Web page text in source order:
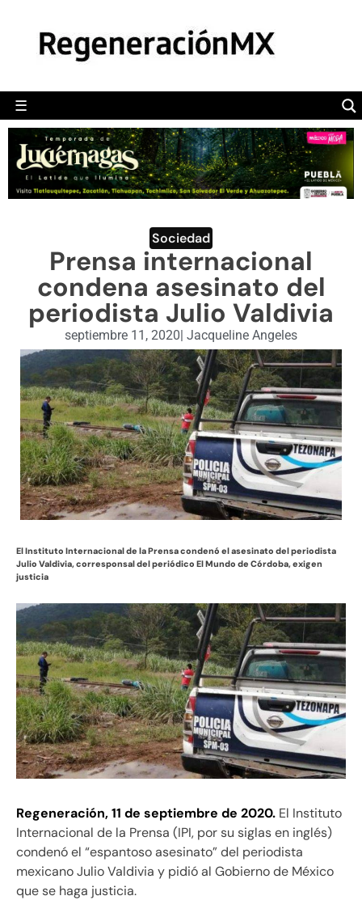
☰
POLÍTICA
CAMALEÓN
OPINIÓN
DEPORTES
ENGLISH SECTION
VIDEOS
Sociedad
Prensa internacional
condena asesinato del
periodista Julio Valdivia
septiembre 11, 2020| Jacqueline Angeles
El Instituto Internacional de la Prensa condenó el asesinato del periodista
Julio Valdivia, corresponsal del periódico El Mundo de Córdoba, exigen
justicia
Regeneración, 11 de septiembre de 2020. El Instituto
Internacional de la Prensa (IPI, por su siglas en inglés)
condenó el “espantoso asesinato” del periodista
mexicano Julio Valdivia y pidió al Gobierno de México
que se haga justicia.